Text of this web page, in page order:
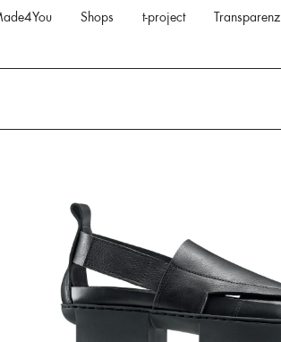
Shops t-project Transparenz